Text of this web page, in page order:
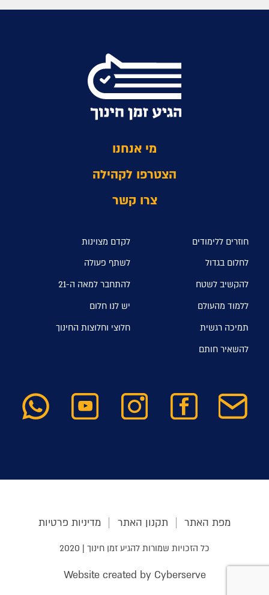
מי אנחנו
הצטרפו לקהילה
צרו קשר
חוזרים ללימודים
לקדם מצוינות
לחלום בגדול
לשתף פעולה
להקשיב לשטח
להתחבר למאה ה-21
ללמוד מהעולם
יש לנו חלום
תמיכה רגשית
חלוצי וחלוצות החינוך
להשאיר חותם
מפת האתר תקנון האתר מדיניות פרטיות
כל הזכויות שמורות להגיע זמן חינוך | 2020
Website created by Cyberserve